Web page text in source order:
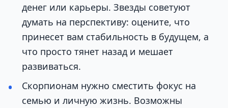
денег или карьеры. Звезды советуют
думать на перспективу: оцените, что
принесет вам стабильность в будущем, а
что просто тянет назад и мешает
развиваться.
Скорпионам нужно сместить фокус на
семью и личную жизнь. Возможны